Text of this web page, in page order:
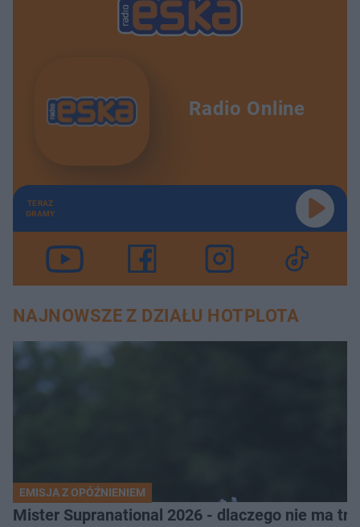
Radio Online
TERAZ
GRAMY
NAJNOWSZE Z DZIAŁU HOTPLOTA
EMISJA Z OPÓŹNIENIEM
Mister Supranational 2026 - dlaczego nie ma